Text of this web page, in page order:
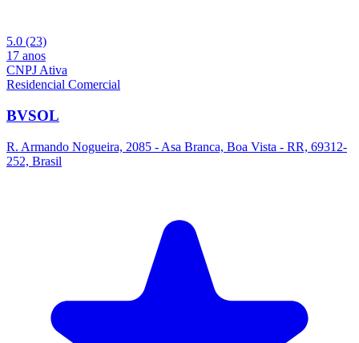
5.0 (23)
17 anos
CNPJ Ativa
Residencial Comercial
BVSOL
R. Armando Nogueira, 2085 - Asa Branca, Boa Vista - RR, 69312-
252, Brasil